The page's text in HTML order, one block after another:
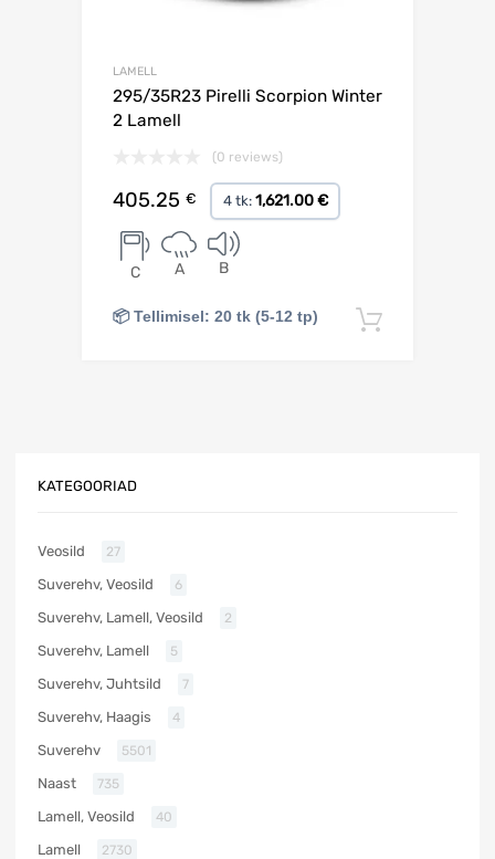
LAMELL
295/35R23 Pirelli Scorpion Winter
2 Lamell
(0 reviews)
405.25 € 4 tk: 1,621.00 €
C A B
📦 Tellimisel: 20 tk (5-12 tp)
KATEGOORIAD
Veosild 27
Suverehv, Veosild 6
Suverehv, Lamell, Veosild 2
Suverehv, Lamell 5
Suverehv, Juhtsild 7
Suverehv, Haagis 4
Suverehv 5501
Naast 735
Lamell, Veosild 40
Lamell 2730